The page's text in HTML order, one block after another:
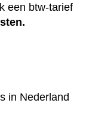
een btw-tarief
in Nederland